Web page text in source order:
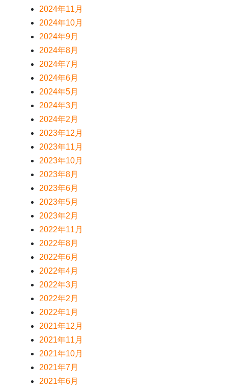
2024年11月
2024年10月
2024年9月
2024年8月
2024年7月
2024年6月
2024年5月
2024年3月
2024年2月
2023年12月
2023年11月
2023年10月
2023年8月
2023年6月
2023年5月
2023年2月
2022年11月
2022年8月
2022年6月
2022年4月
2022年3月
2022年2月
2022年1月
2021年12月
2021年11月
2021年10月
2021年7月
2021年6月